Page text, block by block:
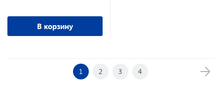
В корзину
1 2 3 4